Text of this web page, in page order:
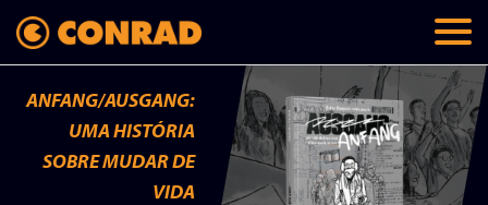
ANFANG/AUSGANG:
UMA HISTÓRIA
SOBRE MUDAR DE
VIDA